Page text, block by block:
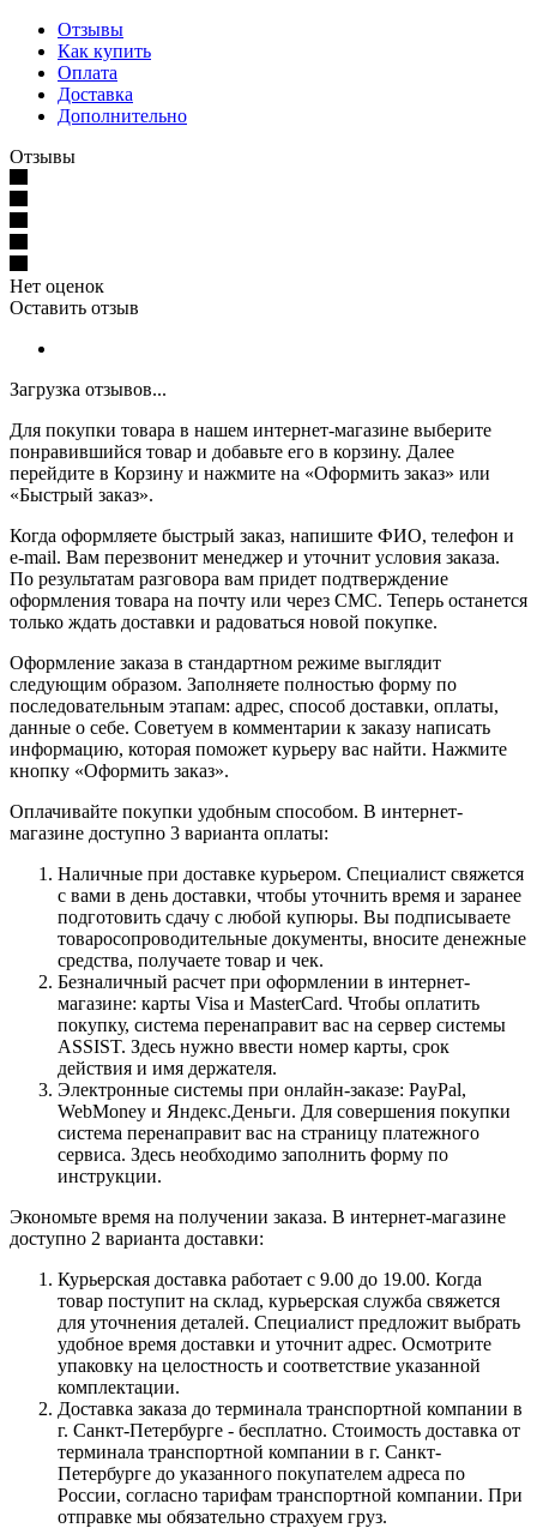
Отзывы
Как купить
Оплата
Доставка
Дополнительно
Отзывы
Нет оценок
Оставить отзыв
Загрузка отзывов...
Для покупки товара в нашем интернет-магазине выберите
понравившийся товар и добавьте его в корзину. Далее
перейдите в Корзину и нажмите на «Оформить заказ» или
«Быстрый заказ».
Когда оформляете быстрый заказ, напишите ФИО, телефон и
e-mail. Вам перезвонит менеджер и уточнит условия заказа.
По результатам разговора вам придет подтверждение
оформления товара на почту или через СМС. Теперь останется
только ждать доставки и радоваться новой покупке.
Оформление заказа в стандартном режиме выглядит
следующим образом. Заполняете полностью форму по
последовательным этапам: адрес, способ доставки, оплаты,
данные о себе. Советуем в комментарии к заказу написать
информацию, которая поможет курьеру вас найти. Нажмите
кнопку «Оформить заказ».
Оплачивайте покупки удобным способом. В интернет-
магазине доступно 3 варианта оплаты:
Наличные при доставке курьером. Специалист свяжется
с вами в день доставки, чтобы уточнить время и заранее
подготовить сдачу с любой купюры. Вы подписываете
товаросопроводительные документы, вносите денежные
средства, получаете товар и чек.
Безналичный расчет при оформлении в интернет-
магазине: карты Visa и MasterCard. Чтобы оплатить
покупку, система перенаправит вас на сервер системы
ASSIST. Здесь нужно ввести номер карты, срок
действия и имя держателя.
Электронные системы при онлайн-заказе: PayPal,
WebMoney и Яндекс.Деньги. Для совершения покупки
система перенаправит вас на страницу платежного
сервиса. Здесь необходимо заполнить форму по
инструкции.
Экономьте время на получении заказа. В интернет-магазине
доступно 2 варианта доставки:
Курьерская доставка работает с 9.00 до 19.00. Когда
товар поступит на склад, курьерская служба свяжется
для уточнения деталей. Специалист предложит выбрать
удобное время доставки и уточнит адрес. Осмотрите
упаковку на целостность и соответствие указанной
комплектации.
Доставка заказа до терминала транспортной компании в
г. Санкт-Петербурге - бесплатно. Стоимость доставка от
терминала транспортной компании в г. Санкт-
Петербурге до указанного покупателем адреса по
России, согласно тарифам транспортной компании. При
отправке мы обязательно страхуем груз.